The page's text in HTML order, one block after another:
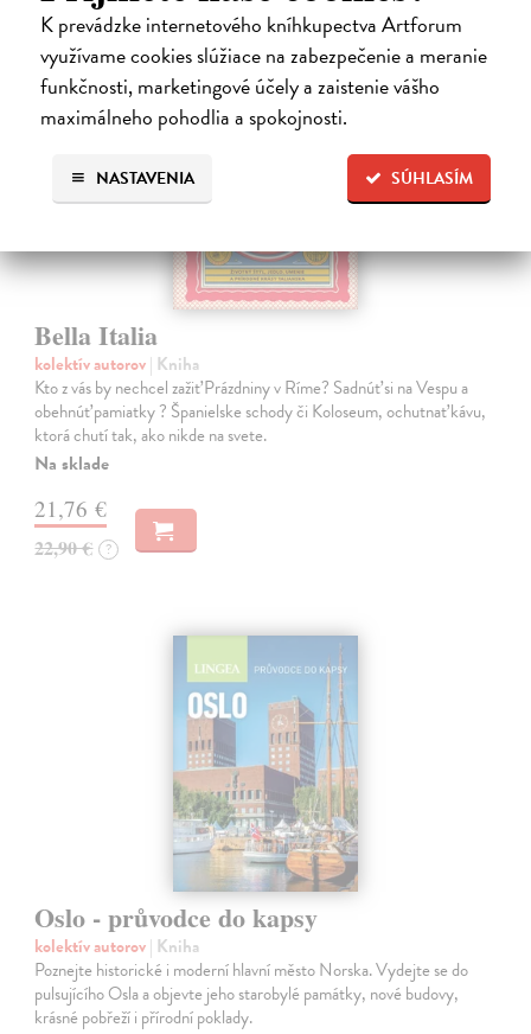
K prevádzke internetového kníhkupectva Artforum
využívame cookies slúžiace na zabezpečenie a meranie
funkčnosti, marketingové účely a zaistenie vášho
maximálneho pohodlia a spokojnosti.
SÚHLASÍM
NASTAVENIA
na sklade
Bella Italia
kolektív autorov| Kniha
Kto z vás by nechcel zažiť Prázdniny v Ríme? Sadnúť si na Vespu a
obehnúť pamiatky ? Španielske schody či Koloseum, ochutnať kávu,
ktorá chutí tak, ako nikde na svete.
Na sklade
21,76 €
22,90 € ?
Oslo - průvodce do kapsy
kolektív autorov| Kniha
Poznejte historické i moderní hlavní město Norska. Vydejte se do
pulsujícího Osla a objevte jeho starobylé památky, nové budovy,
krásné pobřeží i přírodní poklady.